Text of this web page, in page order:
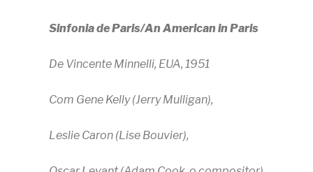
Sinfonia de Paris/An American in Paris
De Vincente Minnelli, EUA, 1951
Com Gene Kelly (Jerry Mulligan),
Leslie Caron (Lise Bouvier),